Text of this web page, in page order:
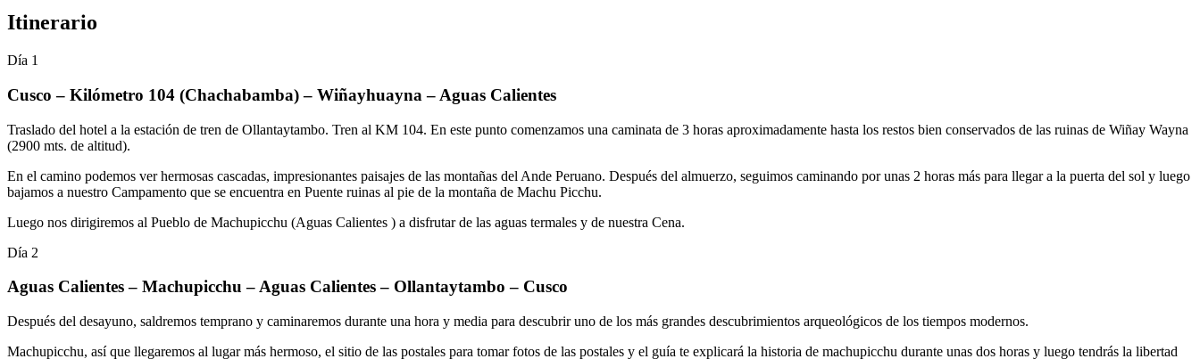
Itinerario
Día 1
Cusco – Kilómetro 104 (Chachabamba) – Wiñayhuayna – Aguas Calientes
Traslado del hotel a la estación de tren de Ollantaytambo. Tren al KM 104. En este punto comenzamos una caminata de 3 horas aproximadamente hasta los restos bien conservados de las ruinas de Wiñay Wayna
(2900 mts. de altitud).
En el camino podemos ver hermosas cascadas, impresionantes paisajes de las montañas del Ande Peruano. Después del almuerzo, seguimos caminando por unas 2 horas más para llegar a la puerta del sol y luego
bajamos a nuestro Campamento que se encuentra en Puente ruinas al pie de la montaña de Machu Picchu.
Luego nos dirigiremos al Pueblo de Machupicchu (Aguas Calientes ) a disfrutar de las aguas termales y de nuestra Cena.
Día 2
Aguas Calientes – Machupicchu – Aguas Calientes – Ollantaytambo – Cusco
Después del desayuno, saldremos temprano y caminaremos durante una hora y media para descubrir uno de los más grandes descubrimientos arqueológicos de los tiempos modernos.
Machupicchu, así que llegaremos al lugar más hermoso, el sitio de las postales para tomar fotos de las postales y el guía te explicará la historia de machupicchu durante unas dos horas y luego tendrás la libertad